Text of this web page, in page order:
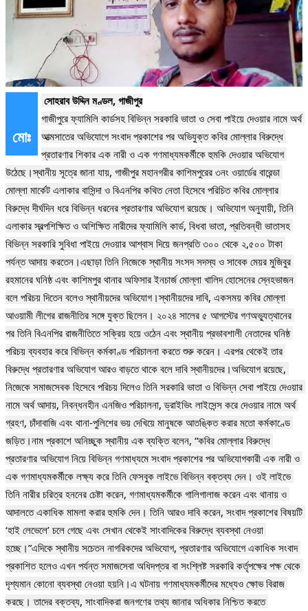
মোঃ
গাজীপুরে ফ্যামিলি কার্ডসহ বিভিন্ন সরকারি ভাতা ও সেবা পাইয়ে দেওয়ার নামে অর্থ
আত্মসাতের অভিযোগে সংবাদ প্রকাশের পর অভিযুক্ত কবির মোল্লার বিরুদ্ধে
প্রতারণার শিকার এক নারী ও এক গণমাধ্যমকর্মীকে হুমকি দেওয়ার অভিযোগ
উঠেছে।স্থানীয় সূত্রে জানা যায়, গাজীপুর মহানগরীর কাশিমপুরের ৩নং ওয়ার্ডের বারেন্ডা
মোল্লা মার্কেট এলাকার বাসিন্দা ও বিএনপির কথিত নেতা হিসেবে পরিচিত কবির মোল্লার
বিরুদ্ধে দীর্ঘদিন ধরে বিভিন্ন ধরনের প্রতারণার অভিযোগ রয়েছে। অভিযোগ অনুযায়ী, তিনি
এলাকার স্বল্পশিক্ষিত ও অশিক্ষিত নারীদের ফ্যামিলি কার্ড, বিধবা ভাতা, প্রতিবন্ধী ভাতাসহ
বিভিন্ন সরকারি সুবিধা পাইয়ে দেওয়ার আশ্বাস দিয়ে জনপ্রতি ৩০০ থেকে ২,৫০০ টাকা
পর্যন্ত আদায় করতেন।এছাড়া তিনি নিজেকে স্থানীয় সংসদ সদস্য ও সাবেক মেয়র মুজিবুর
রহমানের ঘনিষ্ঠ এবং কাশিমপুর থানার অফিসার ইনচার্জ মোল্লা খালিদ হোসেনের স্নেহভাজন
বলে পরিচয় দিতেন বলেও স্থানীয়দের অভিযোগ।স্থানীয়দের দাবি, একসময় কবির মোল্লা
আওয়ামী লীগের রাজনীতির সঙ্গে যুক্ত ছিলেন। ২০২৪ সালের ৫ আগস্টের গণঅভ্যুত্থানের
পর তিনি বিএনপির রাজনীতিতে সক্রিয় হয়ে ওঠেন এবং স্থানীয় প্রভাবশালী নেতাদের ঘনিষ্ঠ
পরিচয় ব্যবহার করে বিভিন্ন কর্মকাণ্ড পরিচালনা করতে শুরু করেন। এরপর থেকেই তার
বিরুদ্ধে প্রতারণার অভিযোগ আরও বাড়তে থাকে বলে দাবি স্থানীয়দের।অভিযোগ রয়েছে,
নিজেকে সমাজসেবক হিসেবে পরিচয় দিলেও তিনি সরকারি ভাতা ও বিভিন্ন সেবা পাইয়ে দেওয়ার
নামে অর্থ আদায়, নিবন্ধনহীন এনজিও পরিচালনা, ড্রাইভিং লাইসেন্স করে দেওয়ার নামে অর্থ
গ্রহণ, চাঁদাবাজি এবং থানা-পুলিশের ভয় দেখিয়ে মানুষকে আতঙ্কিত করার মতো কর্মকাণ্ডে
জড়িত।নাম প্রকাশে অনিচ্ছুক স্থানীয় এক ব্যক্তি বলেন, “কবির মোল্লার বিরুদ্ধে
প্রতারণার অভিযোগ নিয়ে বিভিন্ন গণমাধ্যমে সংবাদ প্রকাশের পর অভিযোগকারী এক নারী ও
এক গণমাধ্যমকর্মীকে লক্ষ্য করে তিনি ফেসবুক লাইভে বিভিন্ন বক্তব্য দেন। ওই লাইভে
তিনি নারীর চরিত্র হননের চেষ্টা করেন, গণমাধ্যমকর্মীকে গালিগালাজ করেন এবং থানায় ও
আদালতে একাধিক মামলা করার হুমকি দেন। তিনি আরও দাবি করেন, সংবাদ প্রকাশের বিষয়টি
‘হাই লেভেলে’ চলে গেছে এবং সেখান থেকেই সাংবাদিকের বিরুদ্ধে ব্যবস্থা নেওয়া
হচ্ছে।”এদিকে স্থানীয় সচেতন নাগরিকদের অভিযোগ, প্রতারণার অভিযোগে একাধিক সংবাদ
প্রকাশিত হলেও এখন পর্যন্ত সমাজসেবা অধিদপ্তর বা সংশ্লিষ্ট সরকারি কর্তৃপক্ষের পক্ষ থেকে
দৃশ্যমান কোনো ব্যবস্থা নেওয়া হয়নি।এ ঘটনায় গণমাধ্যমকর্মীদের মধ্যেও ক্ষোভ বিরাজ
করছে। তাদের বক্তব্য, সাংবাদিকরা জনগণের তথ্য জানার অধিকার নিশ্চিত করতে